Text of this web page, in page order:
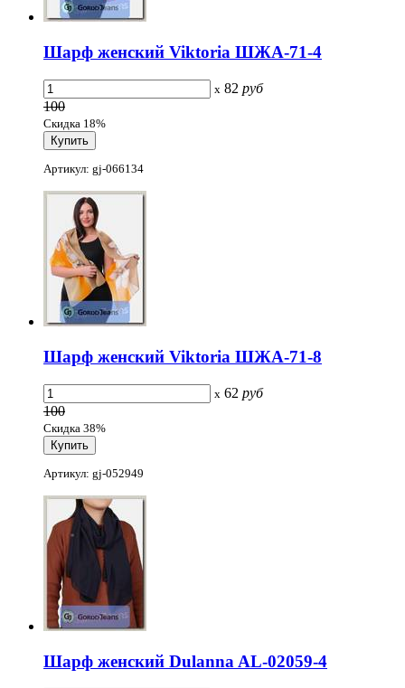
Шарф женский Viktoria ШЖА-71-4
x 82 руб
100
Скидка 18%
Артикул: gj-066134
Шарф женский Viktoria ШЖА-71-8
x 62 руб
100
Скидка 38%
Артикул: gj-052949
Шарф женский Dulanna AL-02059-4